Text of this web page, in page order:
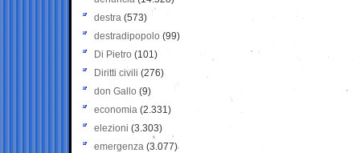
destra (573)
destradipopolo (99)
Di Pietro (101)
Diritti civili (276)
don Gallo (9)
economia (2.331)
elezioni (3.303)
emergenza (3.077)